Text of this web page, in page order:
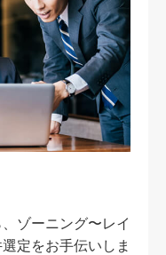
ゾーニング〜レイ
定をお手伝いしま